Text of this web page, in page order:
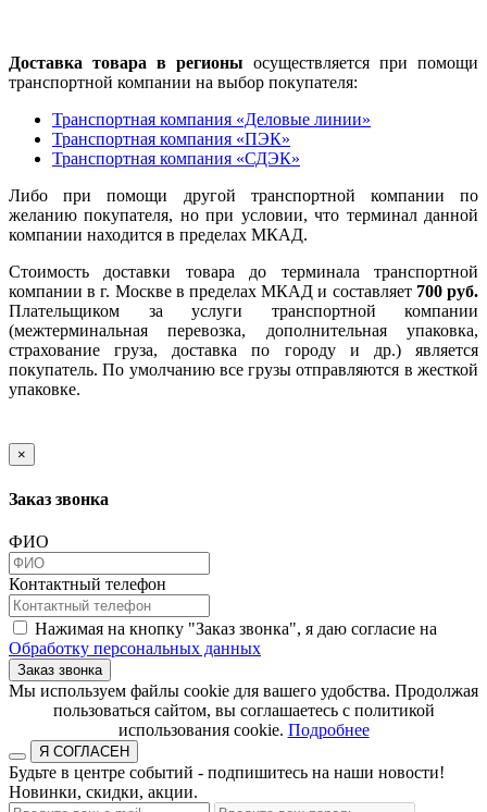
Доставка товара в регионы осуществляется при помощи
транспортной компании на выбор покупателя:
Транспортная компания «Деловые линии»
Транспортная компания «ПЭК»
Транспортная компания «СДЭК»
Либо при помощи другой транспортной компании по
желанию покупателя, но при условии, что терминал данной
компании находится в пределах МКАД.
Стоимость доставки товара до терминала транспортной
компании в г. Москве в пределах МКАД и составляет 700 руб.
Плательщиком за услуги транспортной компании
(межтерминальная перевозка, дополнительная упаковка,
страхование груза, доставка по городу и др.) является
покупатель. По умолчанию все грузы отправляются в жесткой
упаковке.
×
Заказ звонка
ФИО
Контактный телефон
Нажимая на кнопку "Заказ звонка", я даю согласие на
Обработку персональных данных
Заказ звонка
​​​​​​​Мы используем файлы cookie для вашего удобства. Продолжая
пользоваться сайтом, вы соглашаетесь с политикой
использования cookie.​​​​​​​ Подробнее
Я СОГЛАСЕН
Будьте в центре событий - подпишитесь на наши новости!
Новинки, скидки, акции.